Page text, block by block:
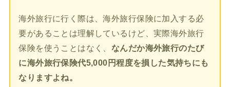
海外旅行に行く際は、海外旅行保険に加入する必
要があることは理解しているけど、実際海外旅行
保険を使うことはなく、 なんだか海外旅行のたび
に海外旅行保険代5,000円程度を損した気持ちにも
なりますよね。